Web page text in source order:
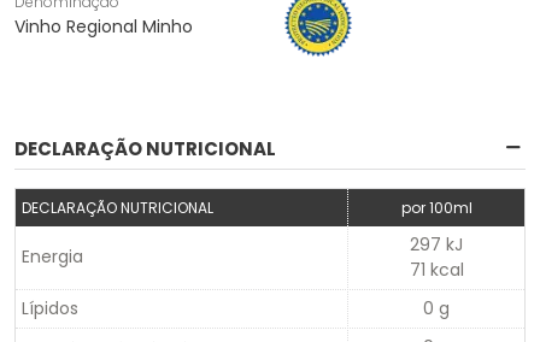
Vinho Regional Minho
DECLARAÇÃO NUTRICIONAL
DECLARAÇÃO NUTRICIONAL por 100ml
Energia
297 kJ
71 kcal
Lípidos
0 g